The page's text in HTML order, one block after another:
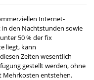
Internet-
in den Nachtstunden sowie
50 % der fix
liegt, kann
Zeiten wesentlich
gestellt werden, ohne
Mehrkosten entstehen.